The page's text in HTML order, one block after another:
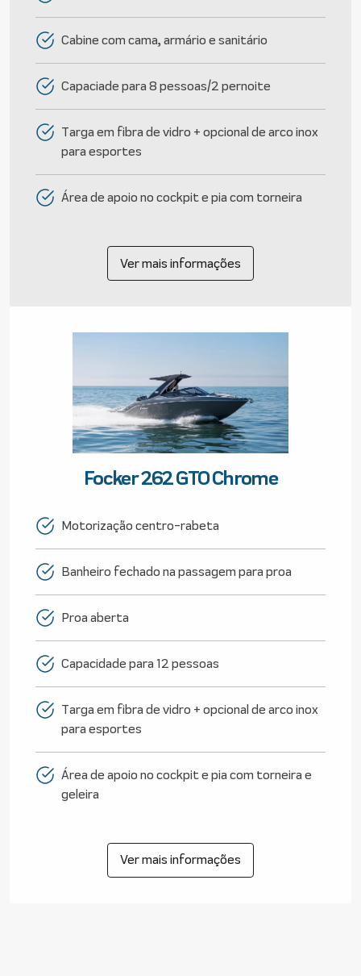
Cabine com cama, armário e sanitário
Capaciade para 8 pessoas/2 pernoite
Targa em fibra de vidro + opcional de arco inox
para esportes
Área de apoio no cockpit e pia com torneira
Ver mais informações
Focker 262 GTO Chrome
Motorização centro-rabeta
Banheiro fechado na passagem para proa
Proa aberta
Capacidade para 12 pessoas
Targa em fibra de vidro + opcional de arco inox
para esportes
Área de apoio no cockpit e pia com torneira e
geleira
Ver mais informações